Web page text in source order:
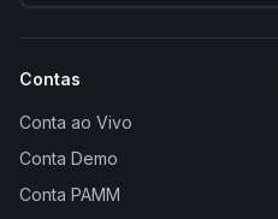
Contas
Conta ao Vivo
Conta Demo
Conta PAMM